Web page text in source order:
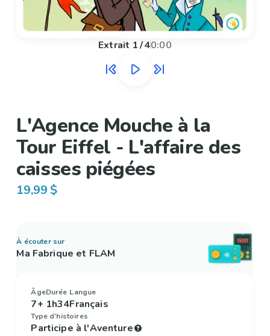
Extrait 1/40:00
L'Agence Mouche à la
Tour Eiffel - L'affaire des
caisses piégées
19,99 $
À écouter sur
Ma Fabrique et FLAM
Âge
7+
Durée
1h34
Langue
Français
Type d'histoires
Participe à l'Aventure